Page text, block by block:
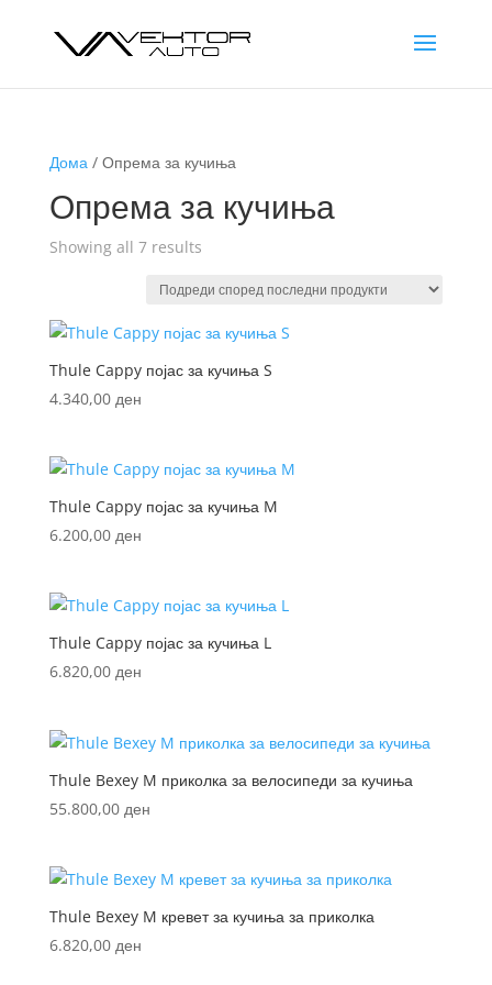
Дома/ Опрема за кучиња
Опрема за кучиња
Showing all 7 resultsSorted
latest
Thule Cappy појас за кучиња S
4.340,00 ден
Thule Cappy појас за кучиња M
6.200,00 ден
Thule Cappy појас за кучиња L
6.820,00 ден
Thule Bexey M приколка за велосипеди за кучиња
55.800,00 ден
Thule Bexey M кревет за кучиња за приколка
6.820,00 ден